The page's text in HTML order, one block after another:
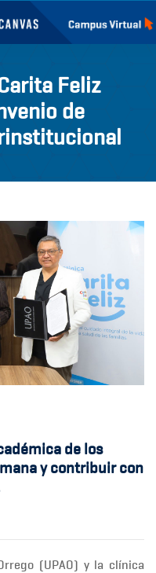
Feliz
de
de los
y contribuir con
(UPAO) y la clínica